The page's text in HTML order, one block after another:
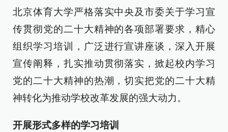
北京体育大学严格落实中央及市委关于学习宣
传贯彻党的二十大精神的各项部署要求，精心
组织学习培训，广泛进行宣讲座谈，深入开展
宣传阐释，扎实推动贯彻落实，掀起校内学习
党的二十大精神的热潮，切实把党的二十大精
神转化为推动学校改革发展的强大动力。
开展形式多样的学习培训